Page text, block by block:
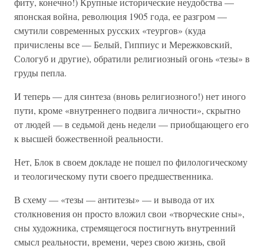
японская война, революция 1905 года, ее разгром —
смутили современных русских «теургов» (куда
причислены все — Белый, Гиппиус и Мережковский,
Сологуб и другие), обратили религиозный огонь «тезы» в
груды пепла.
И теперь — для синтеза (вновь религиозного!) нет иного
пути, кроме «внутреннего подвига личности», скрытно
от людей — в седьмой день недели — приобщающего его
к высшей божественной реальности.
Нет, Блок в своем докладе не пошел по филологическому
и теологическому пути своего предшественника.
В схему — «тезы — антитезы» — и вывода от их
столкновения он просто вложил свои «творческие сны»,
сны художника, стремящегося постигнуть внутренний
смысл реальности, времени, через свою жизнь, свой